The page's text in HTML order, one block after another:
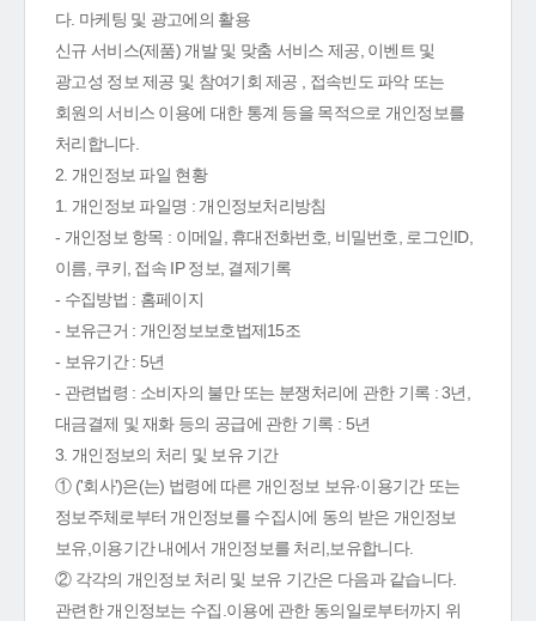
다. 마케팅 및 광고에의 활용
신규 서비스(제품) 개발 및 맞춤 서비스 제공, 이벤트 및
광고성 정보 제공 및 참여기회 제공 , 접속빈도 파악 또는
회원의 서비스 이용에 대한 통계 등을 목적으로 개인정보를
처리합니다.
2. 개인정보 파일 현황
1. 개인정보 파일명 : 개인정보처리방침
- 개인정보 항목 : 이메일, 휴대전화번호, 비밀번호, 로그인ID,
이름, 쿠키, 접속 IP 정보, 결제기록
- 수집방법 : 홈페이지
- 보유근거 : 개인정보보호법제15조
- 보유기간 : 5년
- 관련법령 : 소비자의 불만 또는 분쟁처리에 관한 기록 : 3년,
대금결제 및 재화 등의 공급에 관한 기록 : 5년
3. 개인정보의 처리 및 보유 기간
① ('회사')은(는) 법령에 따른 개인정보 보유·이용기간 또는
정보주체로부터 개인정보를 수집시에 동의 받은 개인정보
보유,이용기간 내에서 개인정보를 처리,보유합니다.
② 각각의 개인정보 처리 및 보유 기간은 다음과 같습니다.
관련한 개인정보는 수집.이용에 관한 동의일로부터까지 위